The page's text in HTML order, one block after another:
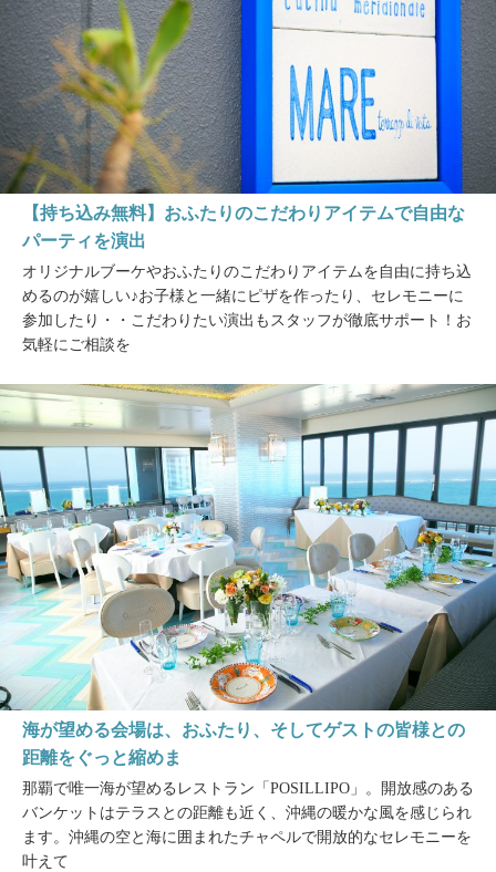
【持ち込み無料】おふたりのこだわりアイテムで自由な
パーティを演出
オリジナルブーケやおふたりのこだわりアイテムを自由に持ち込
めるのが嬉しい♪お子様と一緒にピザを作ったり、セレモニーに
参加したり・・こだわりたい演出もスタッフが徹底サポート！お
気軽にご相談を
海が望める会場は、おふたり、そしてゲストの皆様との
距離をぐっと縮めま
那覇で唯一海が望めるレストラン「POSILLIPO」。開放感のある
バンケットはテラスとの距離も近く、沖縄の暖かな風を感じられ
ます。沖縄の空と海に囲まれたチャペルで開放的なセレモニーを
叶えて